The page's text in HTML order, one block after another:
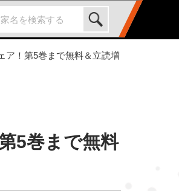
ア！第5巻まで無料＆立読増
5巻まで無料